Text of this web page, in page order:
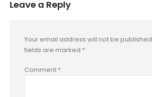
Leave a Reply
Your email address will not be
fields are marked *
Comment *